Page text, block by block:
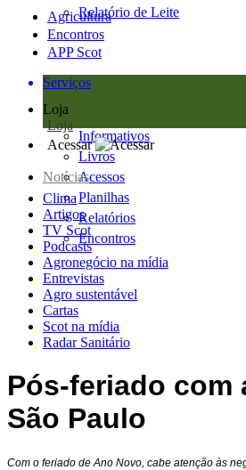
Relatório de Leite
Agricultura
Encontros
APP Scot
Serviços
Loja
Loja
Informativos
Livros
Acessos
Planilhas
Relatórios
Encontros
Acessar
Notícias
Clima
Artigos
TV Scot
Podcasts
Agronegócio na mídia
Entrevistas
Agro sustentável
Cartas
Scot na mídia
Radar Sanitário
Pós-feriado com
São Paulo
Com o feriado de Ano Novo, cabe atenção às